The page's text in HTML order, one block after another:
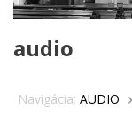
audio
Navigácia: AUDIO